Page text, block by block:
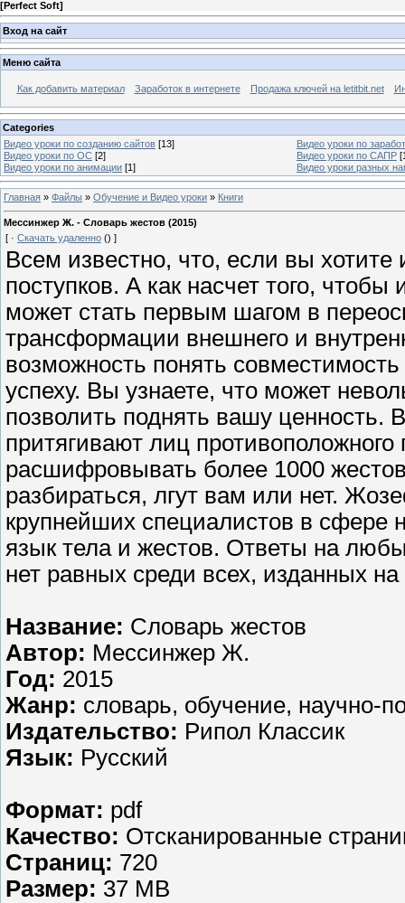
[Perfect Soft]
Вход на сайт
Меню сайта
Как добавить материал Заработок в интернете Продажа ключей на letitbit.net
Categories
Видео уроки по созданию сайтов [13]
Видео уроки по
Видео уроки по ОС [2] Видео уроки по САПР
Видео уроки по анимации [1] Видео уроки разных
Главная » Файлы » Обучение и Видео уроки » Книги
Мессинжер Ж. - Словарь жестов (2015)
[ · Скачать удаленно () ]
Всем известно, что, если вы
поступков. А как насчет того,
может стать первым шагом в
трансформации внешнего и
возможность понять
успеху. Вы узнаете, что может
позволить поднять вашу
притягивают лиц
расшифровывать более 1000
разбираться, лгут вам или нет.
крупнейших специалистов в сфере
язык тела и жестов. Ответы на
нет равных среди всех, изданных
Название: Словарь жестов
Автор: Мессинжер Ж.
Год: 2015
Жанр: словарь, обучение, научно-
Издательство: Рипол Классик
Язык: Русский
Формат: pdf
Качество: Отсканированные
Страниц: 720
Размер: 37 MB